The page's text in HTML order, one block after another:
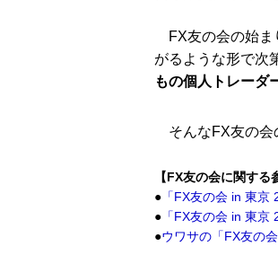
FX友の会の始ま
がるような形で次
もの個人トレーダ
そんなFX友の会
【FX友の会に関する
● 「FX友の会 in 東
● 「FX友の会 in 東
●ウワサの「FX友の